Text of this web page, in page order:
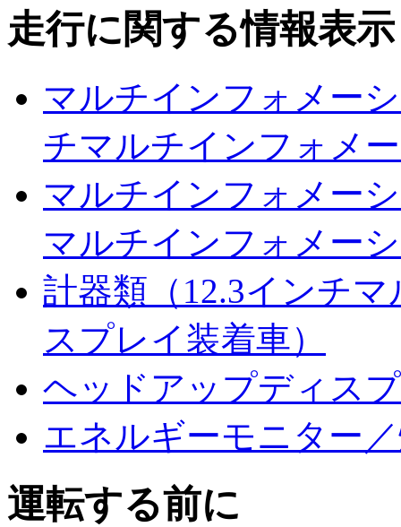
走行に関する情報表示
マルチインフォメー
チマルチインフォメ
マルチインフォメー
マルチインフォメー
計器類（12.3インチ
スプレイ装着車）
ヘッドアップディス
エネルギーモニター
運転する前に